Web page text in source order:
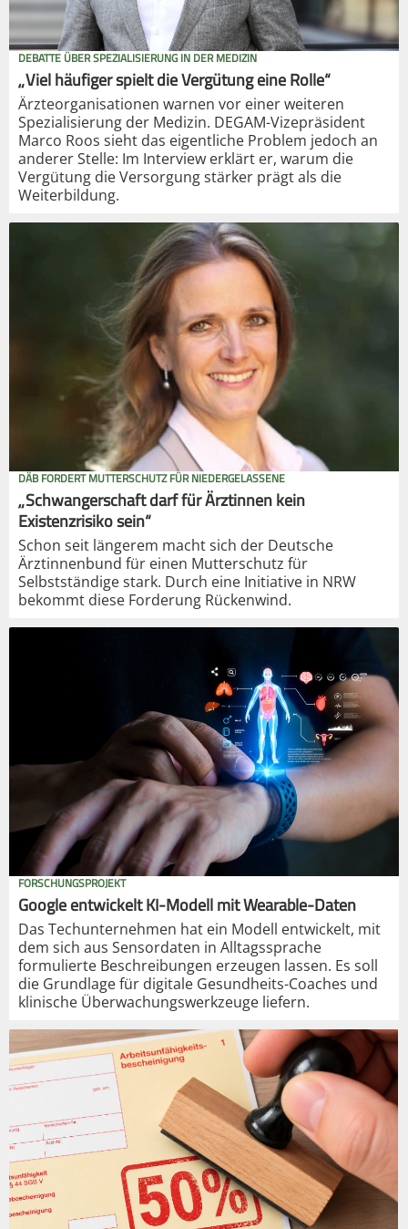
DEBATTE ÜBER SPEZIALISIERUNG IN DER MEDIZIN
„Viel häufiger spielt die Vergütung eine Rolle“
Ärzteorganisationen warnen vor einer weiteren
Spezialisierung der Medizin. DEGAM-Vizepräsident
Marco Roos sieht das eigentliche Problem jedoch an
anderer Stelle: Im Interview erklärt er, warum die
Vergütung die Versorgung stärker prägt als die
Weiterbildung.
DÄB FORDERT MUTTERSCHUTZ FÜR NIEDERGELASSENE
„Schwangerschaft darf für Ärztinnen kein
Existenzrisiko sein“
Schon seit längerem macht sich der Deutsche
Ärztinnenbund für einen Mutterschutz für
Selbstständige stark. Durch eine Initiative in NRW
bekommt diese Forderung Rückenwind.
FORSCHUNGSPROJEKT
Google entwickelt KI-Modell mit Wearable-Daten
Das Techunternehmen hat ein Modell entwickelt, mit
dem sich aus Sensordaten in Alltagssprache
formulierte Beschreibungen erzeugen lassen. Es soll
die Grundlage für digitale Gesundheits-Coaches und
klinische Überwachungswerkzeuge liefern.